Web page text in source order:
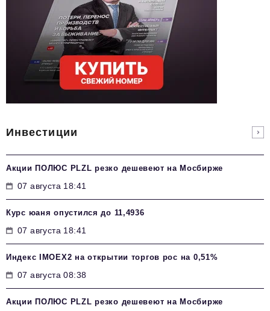
Инвестиции
Акции ПОЛЮС PLZL резко дешевеют на Мосбирже
07 августа 18:41
Курс юаня опустился до 11,4936
07 августа 18:41
Индекс IMOEX2 на открытии торгов рос на 0,51%
07 августа 08:38
Акции ПОЛЮС PLZL резко дешевеют на Мосбирже